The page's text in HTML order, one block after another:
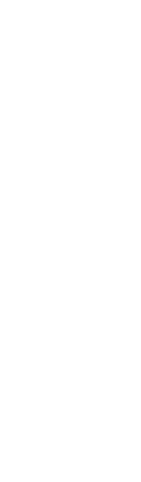
En las 58 plazas
profesionales
fase de
Así, según ha
el número de
Una plaza
subescala
libre, para lo
Una plaza
subescala
equivalente,
Una plaza